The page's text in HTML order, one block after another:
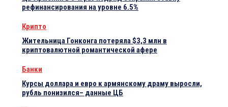
рефинансирования на уровне 6.5%
Крипто
Жительница Гонконга потеряла $3,3 млн в
криптовалютной романтической афере
Банки
Курсы доллара и евро к армянскому драму выросли,
рубль понизился– данные ЦБ